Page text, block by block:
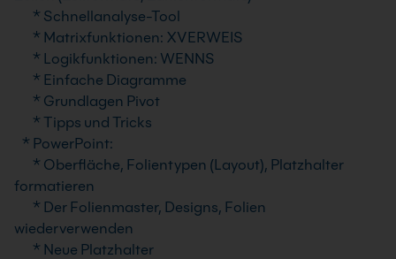
* Schnellanalyse-Tool
* Matrixfunktionen: XVERWEIS
* Logikfunktionen: WENNS
* Einfache Diagramme
* Grundlagen Pivot
* Tipps und Tricks
* PowerPoint:
* Oberfläche, Folientypen (Layout), Platzhalter
formatieren
* Der Folienmaster, Designs, Folien
wiederverwenden
* Neue Platzhalter